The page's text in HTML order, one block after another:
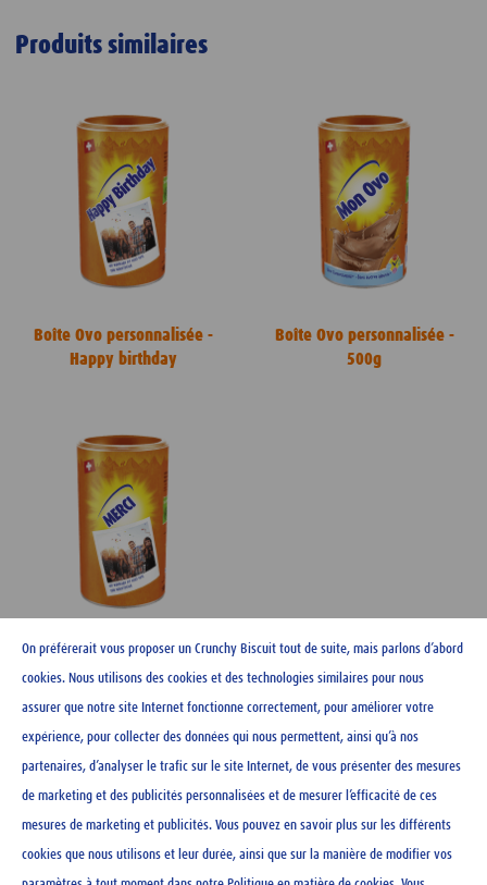
Produits similaires
Boîte Ovo personnalisée -
Happy birthday
Boîte Ovo personnalisée -
500g
Boîte Ovo personnalisée -
Merci
CONTACT
NEWSLETTER
MENTIONS LÉGALES
On préférerait vous proposer un Crunchy Biscuit tout de suite, mais parlons d’abord
cookies. Nous utilisons des cookies et des technologies similaires pour nous
assurer que notre site Internet fonctionne correctement, pour améliorer votre
expérience, pour collecter des données qui nous permettent, ainsi qu’à nos
partenaires, d’analyser le trafic sur le site Internet, de vous présenter des mesures
de marketing et des publicités personnalisées et de mesurer l’efficacité de ces
mesures de marketing et publicités. Vous pouvez en savoir plus sur les différents
cookies que nous utilisons et leur durée, ainsi que sur la manière de modifier vos